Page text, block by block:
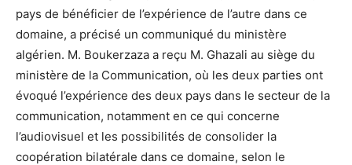
pays de bénéficier de l’expérience de l’autre dans ce
domaine, a précisé un communiqué du ministère
algérien. M. Boukerzaza a reçu M. Ghazali au siège du
ministère de la Communication, où les deux parties ont
évoqué l’expérience des deux pays dans le secteur de la
communication, notamment en ce qui concerne
l’audiovisuel et les possibilités de consolider la
coopération bilatérale dans ce domaine, selon le